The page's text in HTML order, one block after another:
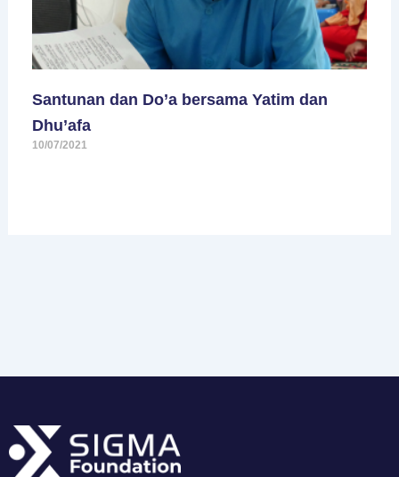
Santunan dan Do’a bersama Yatim dan
Dhu’afa
10/07/2021